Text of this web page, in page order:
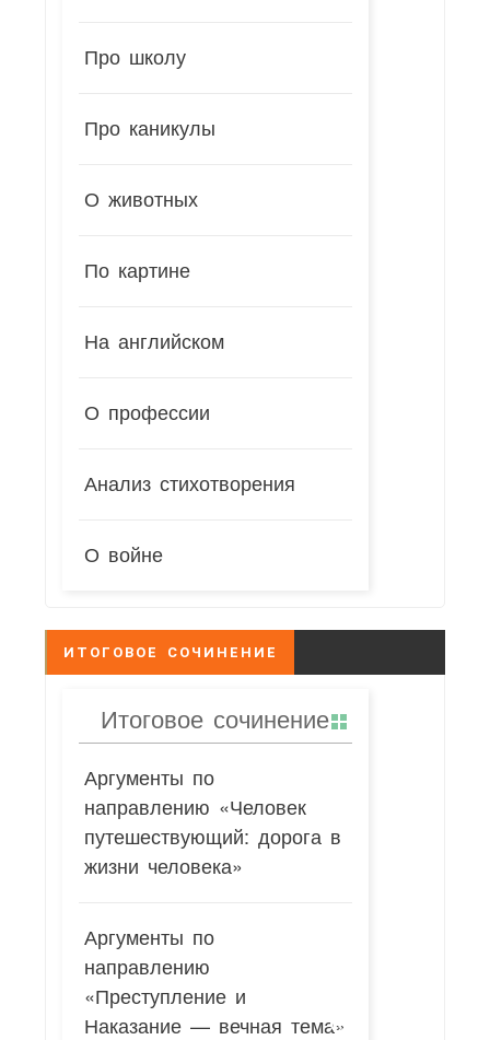
Про школу
Про каникулы
О животных
По картине
На английском
О профессии
Анализ стихотворения
О войне
ИТОГОВОЕ СОЧИНЕНИЕ
Итоговое сочинение
Аргументы по
направлению «Человек
путешествующий: дорога в
жизни человека»
Аргументы по
направлению
«Преступление и
Наказание — вечная тема»